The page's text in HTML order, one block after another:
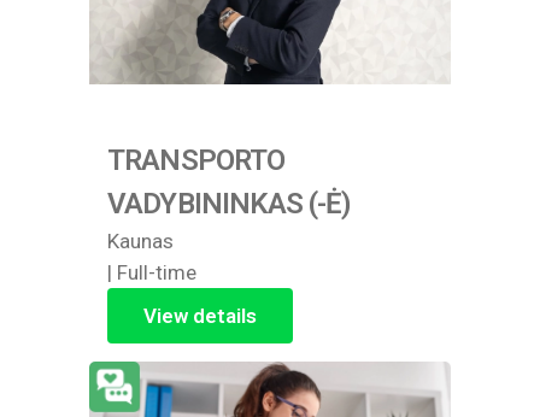
TRANSPORTO
VADYBININKAS (-Ė)
Kaunas
| Full-time
View details